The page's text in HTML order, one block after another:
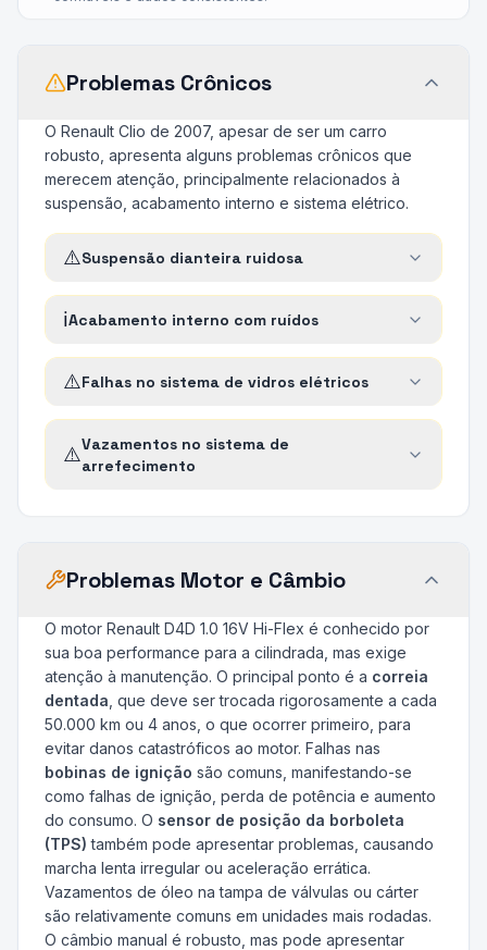
Problemas Crônicos
O Renault Clio de 2007, apesar de ser um carro
robusto, apresenta alguns problemas crônicos que
merecem atenção, principalmente relacionados à
suspensão, acabamento interno e sistema elétrico.
⚠️Suspensão dianteira ruidosa
ℹ️Acabamento interno com ruídos
⚠️Falhas no sistema de vidros elétricos
⚠️Vazamentos no sistema de
arrefecimento
Problemas Motor e Câmbio
O motor Renault D4D 1.0 16V Hi-Flex é conhecido por
sua boa performance para a cilindrada, mas exige
atenção à manutenção. O principal ponto é a correia
dentada , que deve ser trocada rigorosamente a cada
50.000 km ou 4 anos, o que ocorrer primeiro, para
evitar danos catastróficos ao motor. Falhas nas
bobinas de ignição são comuns, manifestando-se
como falhas de ignição, perda de potência e aumento
do consumo. O sensor de posição da borboleta
(TPS) também pode apresentar problemas, causando
marcha lenta irregular ou aceleração errática.
Vazamentos de óleo na tampa de válvulas ou cárter
são relativamente comuns em unidades mais rodadas.
O câmbio manual é robusto, mas pode apresentar